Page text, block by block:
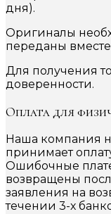
дня).
Оригиналы
переданы вместе
Для получения
доверенности.
Оплата для
Наша компания
принимает
Ошибочные
возвращены
заявления на
течении 3-х